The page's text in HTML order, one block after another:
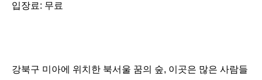
입장료: 무료
강북구 미아에 위치한 북서울 꿈의 숲, 이곳은 많은 사람들